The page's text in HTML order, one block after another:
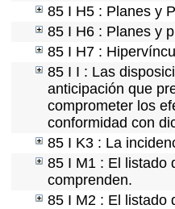
85 I H5 : Planes y
85 I H6 : Planes y
85 I H7 :
85 I I : Las
anticipación que
comprometer los
conformidad con
85 I K3 : La
85 I M1 : El listado
comprenden.
85 I M2 : El listado